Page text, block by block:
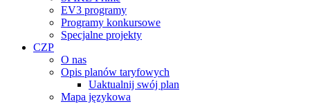
EV3 programy
Programy konkursowe
Specjalne projekty
CZP
O nas
Opis planów taryfowych
Uaktualnij swój plan
Mapa językowa